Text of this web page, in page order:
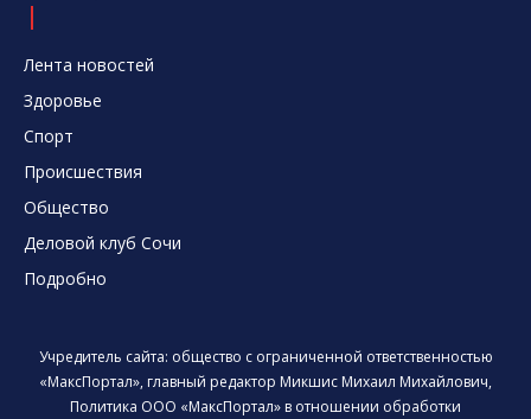
Лента новостей
Здоровье
Спорт
Происшествия
Общество
Деловой клуб Сочи
Подробно
Учредитель сайта: общество с ограниченной ответственностью
«МаксПортал», главный редактор Микшис Михаил Михайлович,
Политика ООО «МаксПортал» в отношении обработки